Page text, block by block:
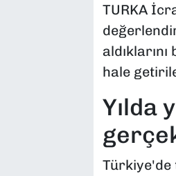
TURKA
hale
Yılda
Türkiye'de